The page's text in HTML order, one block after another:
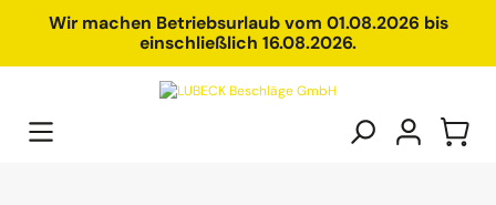
springenWir machen Betriebsurlaub vom 01.08.2026 bis
einschließlich 16.08.2026.